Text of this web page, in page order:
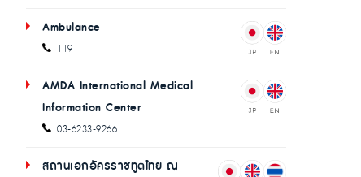
Ambulance
119
AMDA International Medical
Information Center
03-6233-9266
สถานเอกอัครราชทูตไทย ณ